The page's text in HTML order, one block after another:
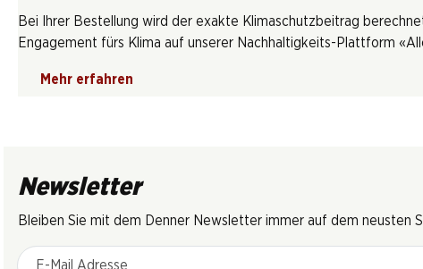
Bei Ihrer Bestellung wird der exakte Klimaschutzbeitrag
Engagement fürs Klima auf unserer Nachhaltigkeits-Plattform
Mehr erfahren
Newsletter
Bleiben Sie mit dem Denner Newsletter immer auf dem neusten
E-Mail Adresse